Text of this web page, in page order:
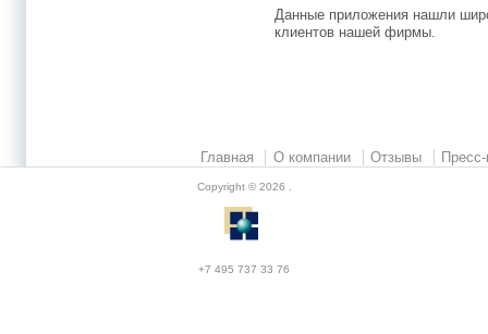
Данные приложения нашли
клиентов нашей фирмы.
Главная О компании Отзывы
Copyright © 2026 .
+7 495 737 33 76